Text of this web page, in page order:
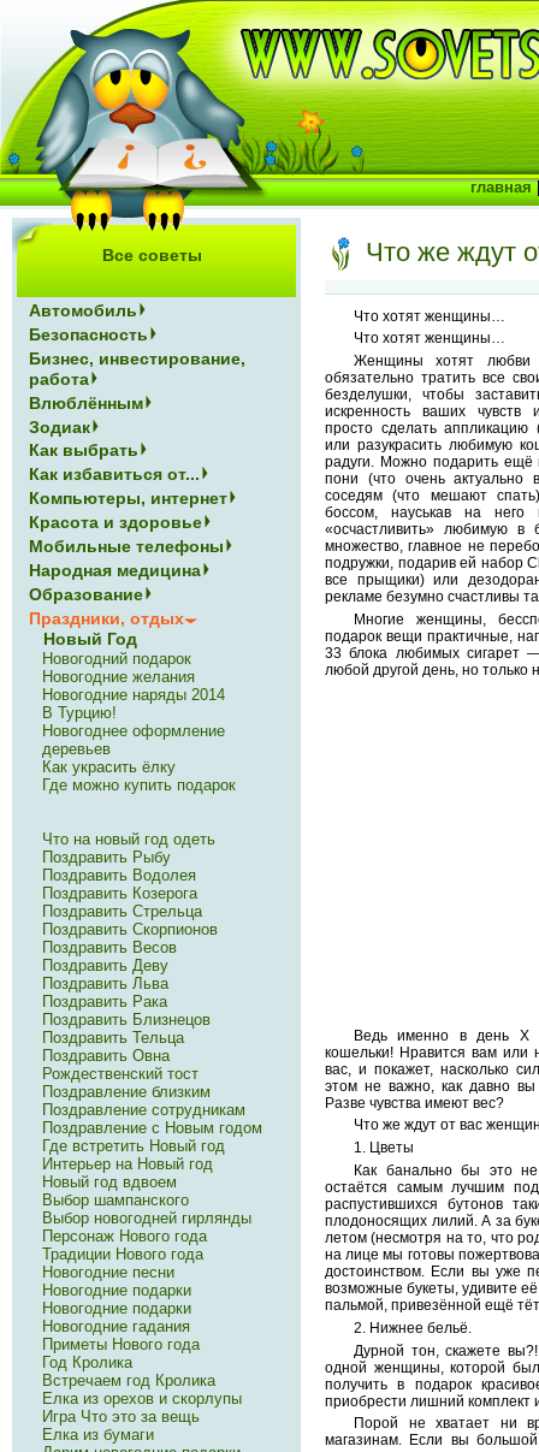
Что же ждут
Что хотят женщины…
Что хотят женщины…
Женщины хотят любви
обязательно тратить все
безделушки, чтобы
искренность ваших чувств
просто сделать аппликацию
или разукрасить любимую
радуги. Можно подарить ещё
пони (что очень актуально
соседям (что мешают
боссом, науськав на него
«осчастливить» любимую в
множество, главное не
подружки, подарив ей набор
все прыщики) или
рекламе безумно счастливы
Многие женщины,
подарок вещи практичные,
33 блока любимых сигарет
любой другой день, но только
Ведь именно в день Х
кошельки! Нравится вам или
вас, и покажет, насколько
этом не важно, как давно
Разве чувства имеют вес?
Что же ждут от вас
1. Цветы
Как банально бы это
остаётся самым лучшим
распустившихся бутонов
плодоносящих лилий. А за
летом (несмотря на то, что
на лице мы готовы
достоинством. Если вы уже
возможные букеты, удивите
пальмой, привезённой ещё
2. Нижнее бельё.
Дурной тон, скажете
одной женщины, которой
получить в подарок
приобрести лишний комплект
Порой не хватает ни
магазинам. Если вы
Все советы
Автомобиль
Безопасность
Бизнес, инвестирование,
работа
Влюблённым
Зодиак
Как выбрать
Как избавиться от...
Компьютеры, интернет
Красота и здоровье
Мобильные телефоны
Народная медицина
Образование
Праздники, отдых
Новый Год
Новогодний подарок
Новогодние желания
Новогодние наряды 2014
В Турцию!
Новогоднее оформление
деревьев
Как украсить ёлку
Где можно купить подарок
Что на новый год одеть
Поздравить Рыбу
Поздравить Водолея
Поздравить Козерога
Поздравить Стрельца
Поздравить Скорпионов
Поздравить Весов
Поздравить Деву
Поздравить Льва
Поздравить Рака
Поздравить Близнецов
Поздравить Тельца
Поздравить Овна
Рождественский тост
Поздравление близким
Поздравление сотрудникам
Поздравление с Новым годом
Где встретить Новый год
Интерьер на Новый год
Новый год вдвоем
Выбор шампанского
Выбор новогодней гирлянды
Персонаж Нового года
Традиции Нового года
Новогодние песни
Новогодние подарки
Новогодние подарки
Новогодние гадания
Приметы Нового года
Год Кролика
Встречаем год Кролика
Елка из орехов и скорлупы
Игра Что это за вещь
Елка из бумаги
главная